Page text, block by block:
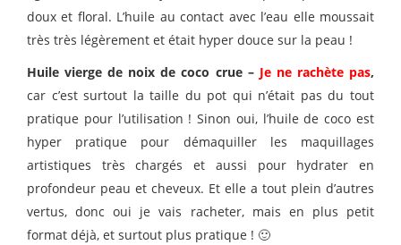
doux et floral. L’huile au contact avec l’eau elle moussait
très très légèrement et était hyper douce sur la peau !
Huile vierge de noix de coco crue – Je ne rachète pas,
car c’est surtout la taille du pot qui n’était pas du tout
pratique pour l’utilisation ! Sinon oui, l’huile de coco est
hyper pratique pour démaquiller les maquillages
artistiques très chargés et aussi pour hydrater en
profondeur peau et cheveux. Et elle a tout plein d’autres
vertus, donc oui je vais racheter, mais en plus petit
format déjà, et surtout plus pratique ! 🙂